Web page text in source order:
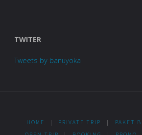
TWITER
Tweets by banuyoka
HOME PRIVATE TRIP PAKET